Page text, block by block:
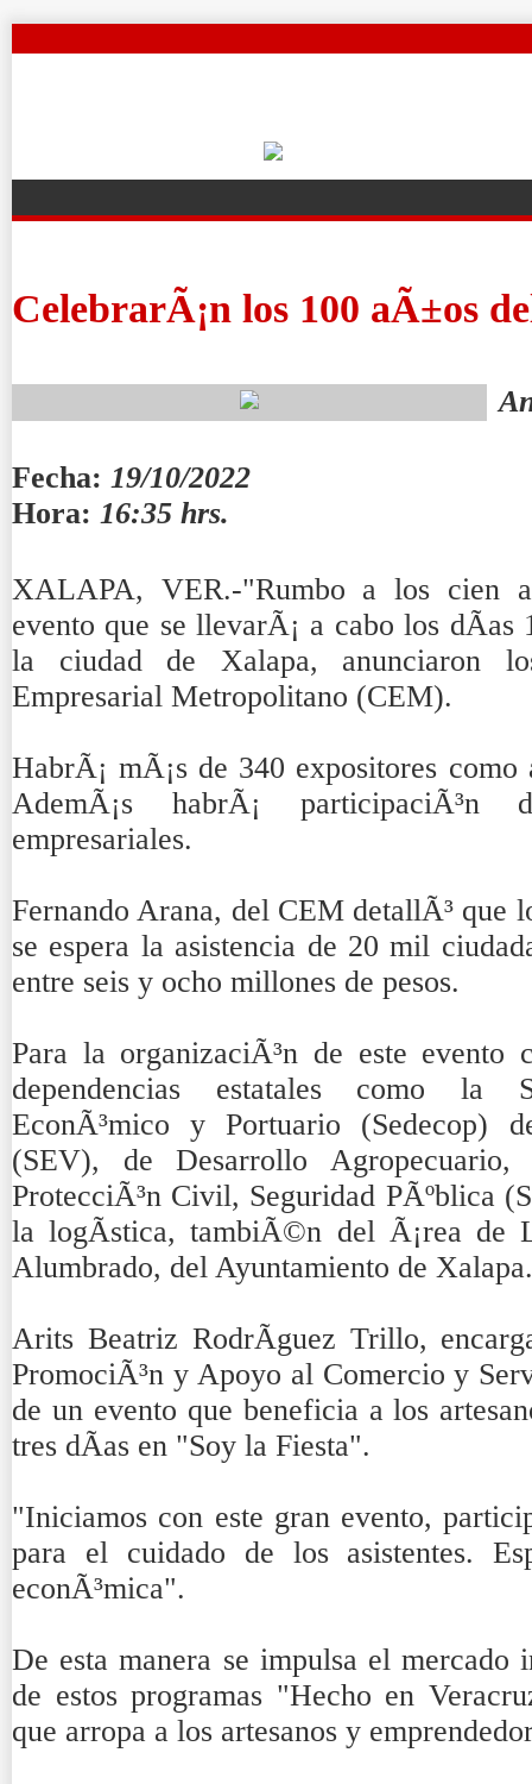
CelebrarÃ¡n los 100 aÃ±os
Fecha: 19/10/2022
Hora: 16:35 hrs.
XALAPA, VER.-"Rumbo a los cien
evento que se llevarÃ¡ a cabo los
la ciudad de Xalapa, anunciaron
Empresarial Metropolitano (CEM).
HabrÃ¡ mÃ¡s de 340 expositores
AdemÃ¡s habrÃ¡ participaciÃ³n
empresariales.
Fernando Arana, del CEM detallÃ³ que
se espera la asistencia de 20 mil
entre seis y ocho millones de pesos.
Para la organizaciÃ³n de este evento
dependencias estatales como la
EconÃ³mico y Portuario (Sedecop)
(SEV), de Desarrollo
ProtecciÃ³n Civil, Seguridad PÃºblica
la logÃ­stica, tambiÃ©n del Ã¡rea de
Alumbrado, del Ayuntamiento de Xalapa.
Arits Beatriz RodrÃ­guez Trillo,
PromociÃ³n y Apoyo al Comercio y
de un evento que beneficia a los
tres dÃ­as en "Soy la Fiesta".
"Iniciamos con este gran evento,
para el cuidado de los asistentes.
econÃ³mica".
De esta manera se impulsa el
de estos programas "Hecho en
que arropa a los artesanos y